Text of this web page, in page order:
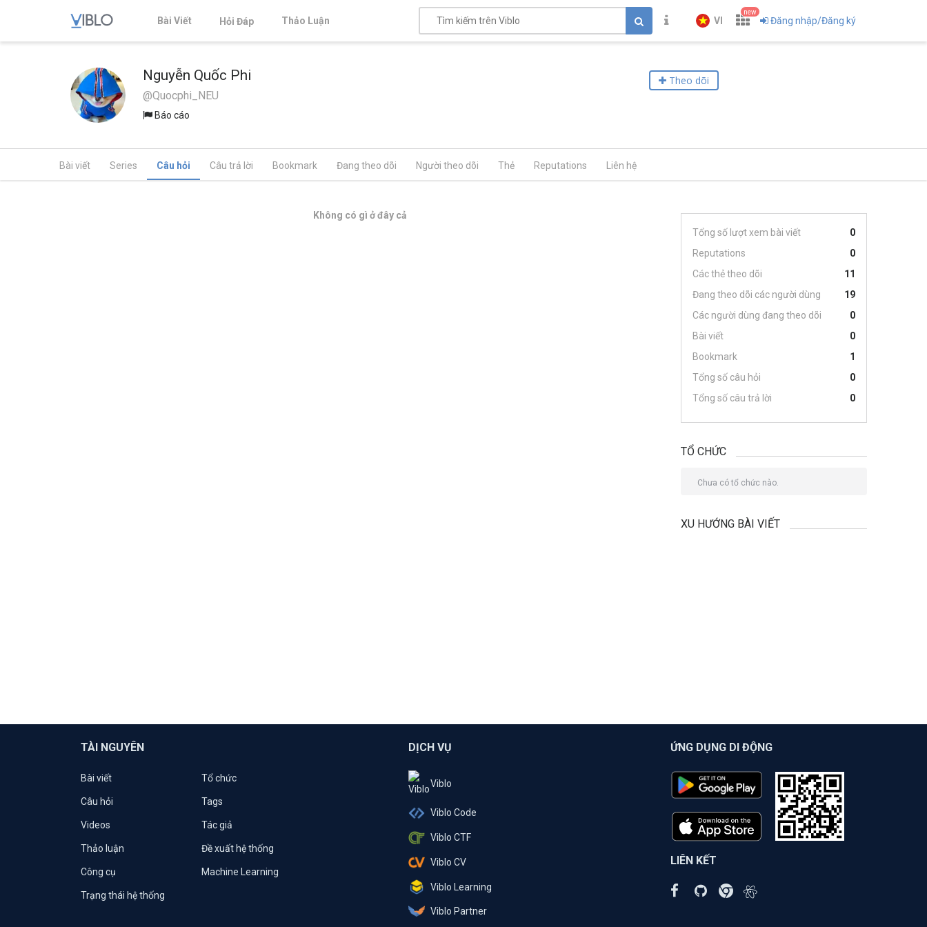
Bài Viết Hỏi Đáp Thảo Luận VI
new
Đăng nhập/Đăng ký
Nguyễn Quốc Phi
@Quocphi_NEU
Báo cáo
Theo dõi
Bài viết Series Câu hỏi Câu trả lời Bookmark Đang theo dõi Người theo dõi Thẻ Reputations Liên hệ
Không có gì ở đây cả
Tổng số lượt xem bài viết
0
Reputations
0
Các thẻ theo dõi
11
Đang theo dõi các người dùng
19
Các người dùng đang theo dõi
0
Bài viết
0
Bookmark
1
Tổng số câu hỏi
0
Tổng số câu trả lời
0
TỔ CHỨC
Chưa có tổ chức nào.
XU HƯỚNG BÀI VIẾT
TÀI NGUYÊN
Bài viết Tổ chức
Câu hỏi Tags
Videos Tác giả
Thảo luận Đề xuất hệ thống
Công cụ Machine Learning
Trạng thái hệ thống
DỊCH VỤ
Viblo
Viblo Code
Viblo CTF
Viblo CV
Viblo Learning
Viblo Partner
ỨNG DỤNG DI ĐỘNG
LIÊN KẾT